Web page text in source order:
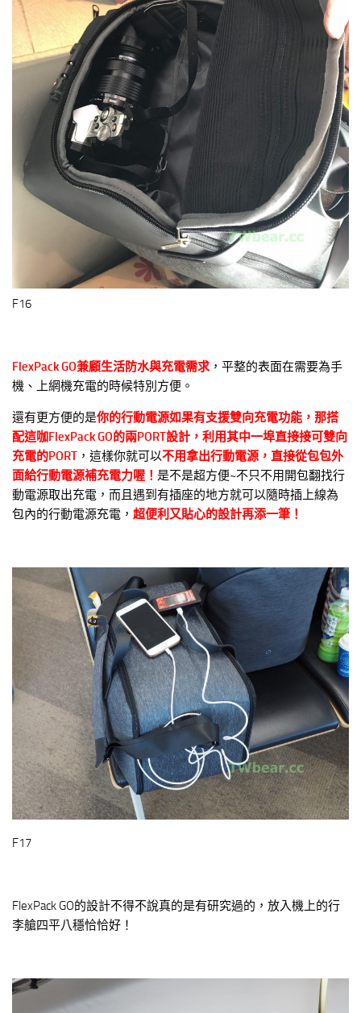
F16
FlexPack GO兼顧生活防水與充電需求，平整的表面在需要為手
機、上網機充電的時候特別方便。
還有更方便的是你的行動電源如果有支援雙向充電功能，那搭
配這咖FlexPack GO的兩PORT設計，利用其中一埠直接接可雙向
充電的PORT ，這樣你就可以不用拿出行動電源，直接從包包外
面給行動電源補充電力喔！ 是不是超方便~不只不用開包翻找行
動電源取出充電，而且遇到有插座的地方就可以隨時插上線為
包內的行動電源充電， 超便利又貼心的設計再添一筆！
F17
FlexPack GO的設計不得不說真的是有研究過的，放入機上的行
李艙四平八穩恰恰好！